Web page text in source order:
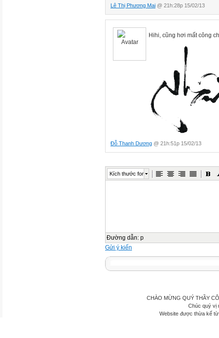
Lê Thị Phương Mai @ 21h:28p 15/02/13
Hihi, cũng hơi mất công
Đỗ Thanh Dương @ 21h:51p 15/02/13
Kích thước font
Đường dẫn: p
Gửi ý kiến
CHÀO MỪNG QUÝ THẦY
Chúc quý vị
Website được thừa kế